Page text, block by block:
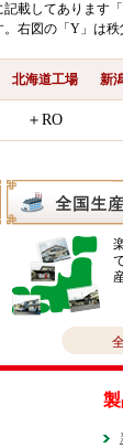
記載してあります
。右図の「Y」は
北海道工場 新
＋RO